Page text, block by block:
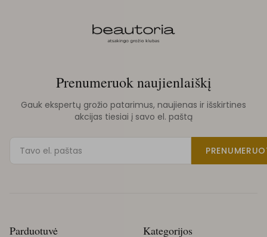
Prenumeruok naujienlaiškį
Gauk ekspertų grožio patarimus, naujienas ir išskirtines
akcijas tiesiai į savo el. paštą
Parduotuvė Kategorijos